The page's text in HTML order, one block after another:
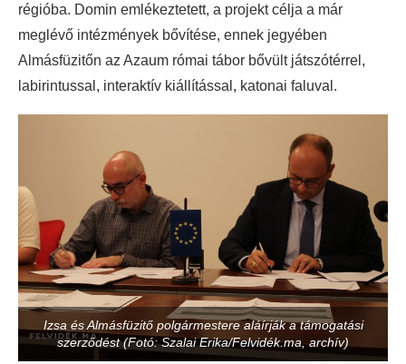
régióba. Domin emlékeztetett, a projekt célja a már
meglévő intézmények bővítése, ennek jegyében
Almásfüzitőn az Azaum római tábor bővült játszótérrel,
labirintussal, interaktív kiállítással, katonai faluval.
Izsa és Almásfüzitő polgármestere aláírják a támogatási
szerződést (Fotó: Szalai Erika/Felvidék.ma, archív)